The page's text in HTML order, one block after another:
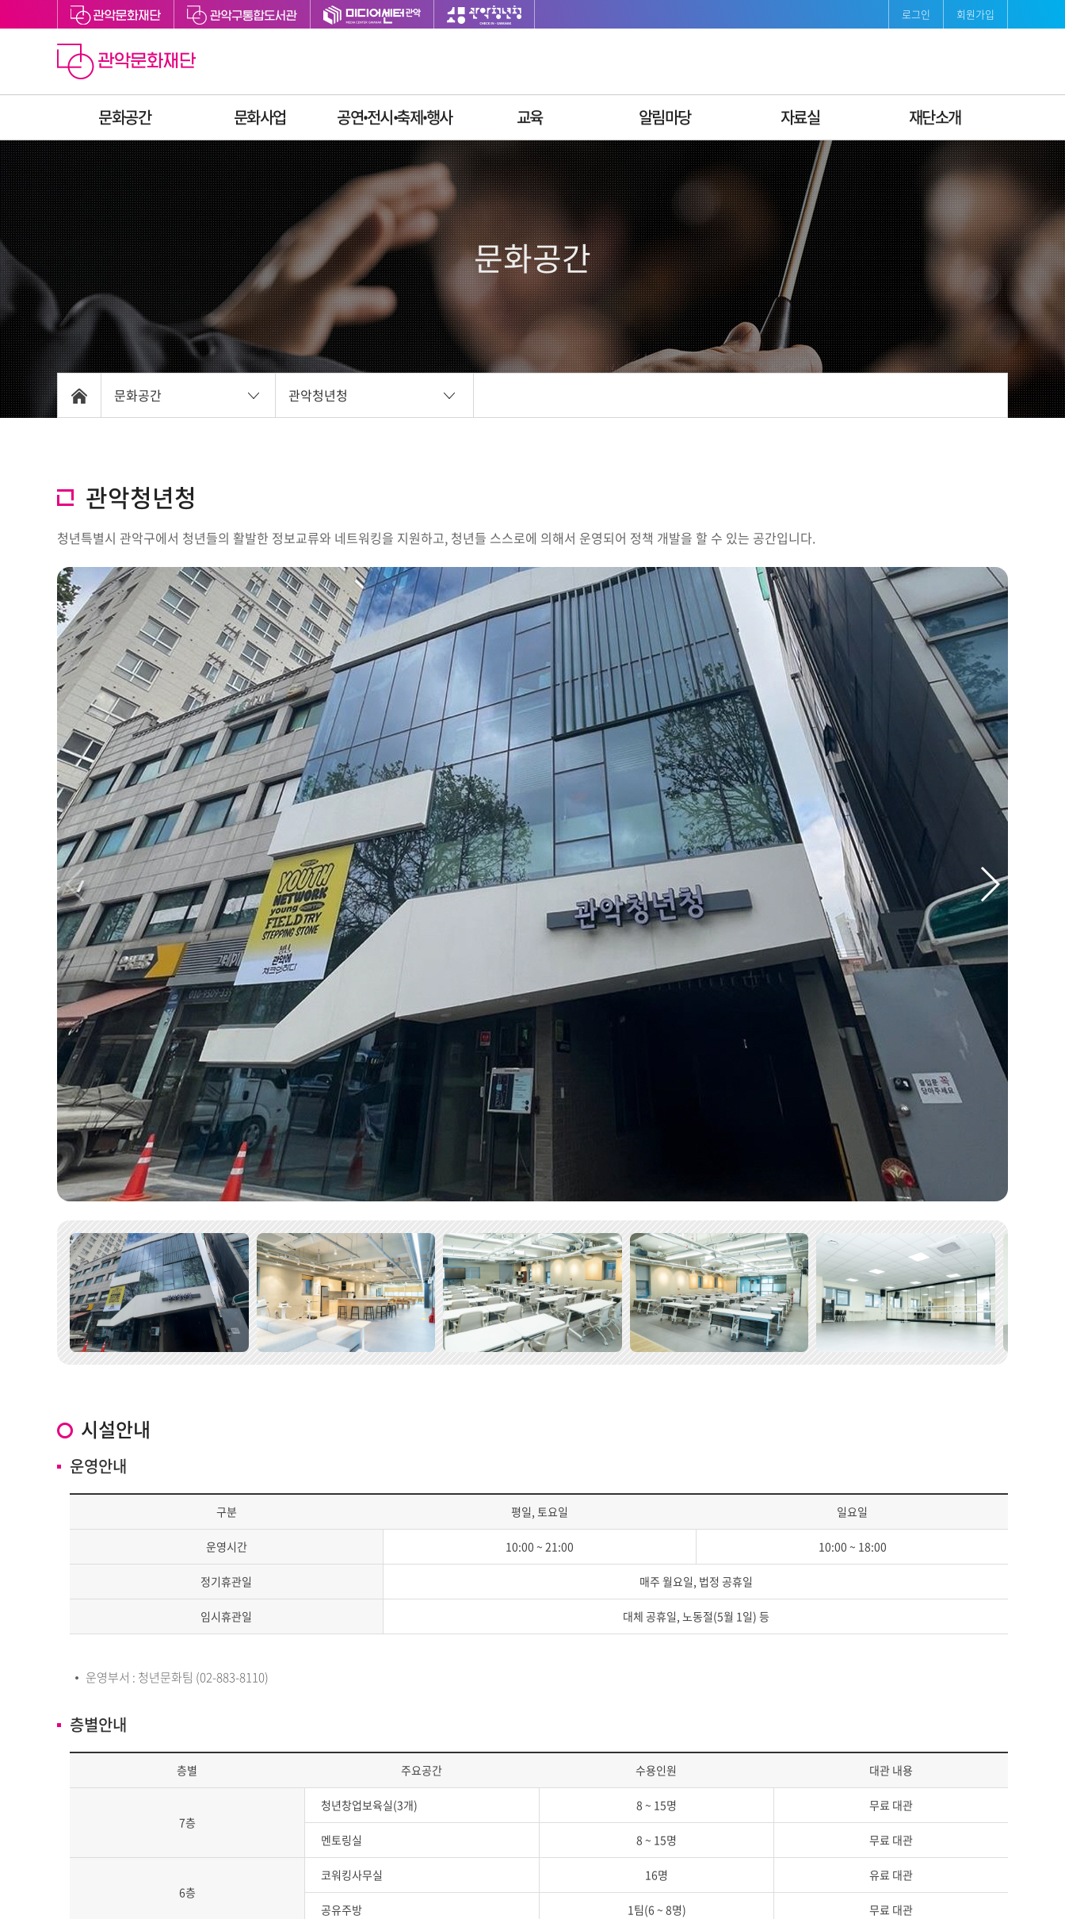
로그인 회원가입
문화공간
관악아트홀
관악구립도서관
관악어린이라운지
싱글벙글교육센터
미디어센터관악
관천로 문화플랫폼
S1472
관악청년청
공간대관
문화사업
예술지원
축제
문화향유
예술교육
문화복지
청년문화
후원
공연ꞏ전시ꞏ축제ꞏ행사
이달의 일정
공연안내
전시안내
축제안내
행사안내
교육
싱글벙글교육센터
알림마당
재단소식
사업공고
입찰공고
채용정보
질문과답변
자주묻는질문
자료실
보도자료
발간자료
서식자료
재단소개
재단소개
인사말
연혁
조직도ꞏ팀별안내
비전·미션 & CI
경영공시
지속가능경영
오시는길
문화공간
문화공간 관악청년청
관악청년청
청년특별시 관악구에서 청년들의 활발한 정보교류와 네트워킹을 지원하고, 청년들 스스로에 의해서 운영되어 정책 개발을 할 수 있는 공간입니다.
시설안내
운영안내
구분 평일, 토요일 일요일
운영시간 10:00 ~ 21:00 10:00 ~ 18:00
정기휴관일 매주 월요일, 법정 공휴일
임시휴관일 대체 공휴일, 노동절(5월 1일) 등
운영부서 : 청년문화팀 (02-883-8110)
층별안내
층별 주요공간 수용인원 대관 내용
7층
청년창업보육실(3개) 8 ~ 15명 무료 대관
멘토링실 8 ~ 15명 무료 대관
6층
코워킹사무실 16명 유료 대관
공유주방 1팀(6 ~ 8명) 무료 대관